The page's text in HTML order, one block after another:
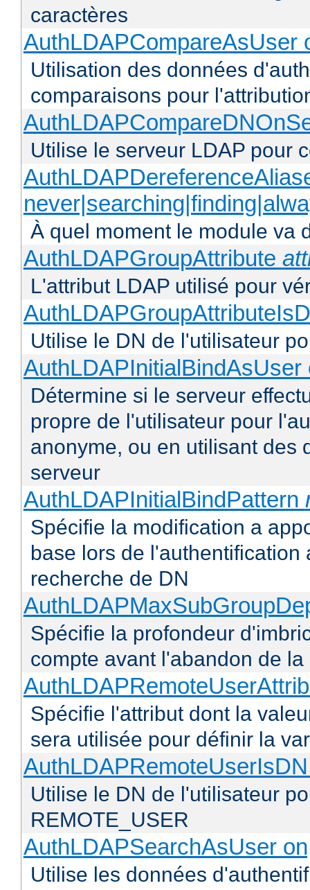
caractères
AuthLDAPCompareAsUser
Utilisation des données
comparaisons pour
Utilise le serveur LDAP pour
À quel moment le module va
AuthLDAPGroupAttribute
L'attribut LDAP utilisé pour
Utilise le DN de l'utilisateur
AuthLDAPInitialBindAsUser
Détermine si le serveur
propre de l'utilisateur pour
anonyme, ou en utilisant des
serveur
AuthLDAPInitialBindPattern
Spécifie la modification a
base lors de
recherche de DN
Spécifie la profondeur
compte avant l'abandon de
Spécifie l'attribut dont la
sera utilisée pour définir la
Utilise le DN de l'utilisateur
REMOTE_USER
AuthLDAPSearchAsUser
Utilise les données